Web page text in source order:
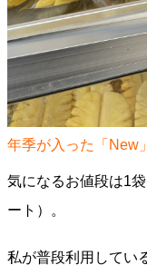
年季が入った「New
気になるお値段は1
ート）。
私が普段利用してい